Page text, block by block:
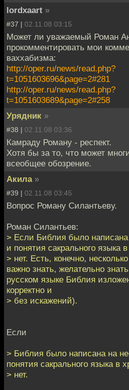
lordxaart »
#37 | 02.11.08 03:15
Может ли уважаемый Роман
прокомментировать мои
ваххабизма:
http://oper.ru/news/read.php?
t=1051603696&page=2#281
http://oper.ru/news/read.php?
t=1051603689&page=2#258
Урядник »
#38 | 02.11.08 03:36
Камраду Роману - респект.
Хотя бы за то, что может
всеобщее обозрение.
Акила »
#39 | 02.11.08 03:45
Вопрос Роману Силантьеву.
Роман Силантьев:
> Если Библия было написана
и понятия сакрального языка
> нет. Есть, конечно,
важно знать, желательно
русском языке Библия
корректно и
> без искажений).
Если
> Библия было написана на
понятия сакрального языка в
> нет.